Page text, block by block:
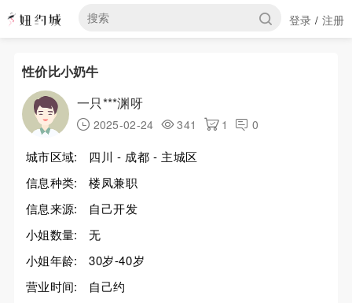
登录 / 注册
性价比小奶牛
一只***渊呀
2025-02-24 341 1 0
城市区域:
四川 - 成都 - 主城区
信息种类:
楼凤兼职
信息来源:
自己开发
小姐数量:
无
小姐年龄:
30岁-40岁
营业时间:
自己约